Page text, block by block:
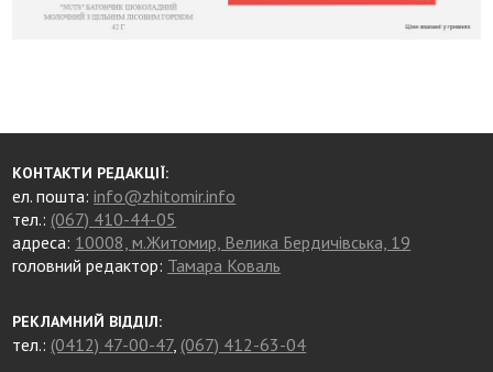
КОНТАКТИ РЕДАКЦІЇ:
ел. пошта:info@zhitomir.info
тел.: (067) 410-44-05
адреса: 10008, м.Житомир, Велика Бердичівська, 19
головний редактор: Тамара Коваль
РЕКЛАМНИЙ ВІДДІЛ:
тел.: (0412) 47-00-47, (067) 412-63-04